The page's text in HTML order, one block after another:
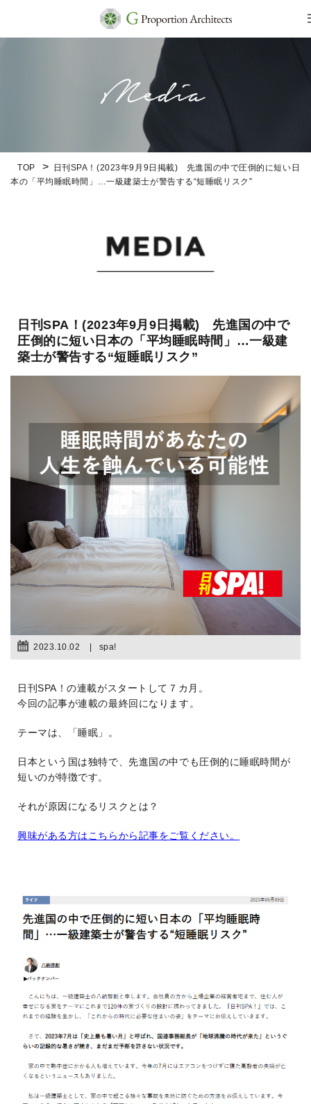
TOP
日刊SPA！(2023年9月9日掲載) 先進国の中で圧倒的に短い日
本の「平均睡眠時間」…一級建築士が警告する“短睡眠リスク”
日刊SPA！(2023年9月9日掲載) 先進国の中で
圧倒的に短い日本の「平均睡眠時間」…一級建
築士が警告する“短睡眠リスク”
2023.10.02 spa!
日刊SPA！の連載がスタートして７カ月。
今回の記事が連載の最終回になります。
テーマは、「睡眠」。
日本という国は独特で、先進国の中でも圧倒的に睡眠時間が
短いのが特徴です。
それが原因になるリスクとは？
興味がある方はこちらから記事をご覧ください。